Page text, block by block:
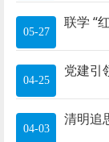
05-27
04-25
04-03